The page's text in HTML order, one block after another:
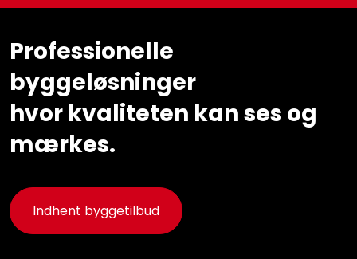
Professionelle
byggeløsninger
​hvor kvaliteten kan ses og
mærkes.
Indhent byggetilbud